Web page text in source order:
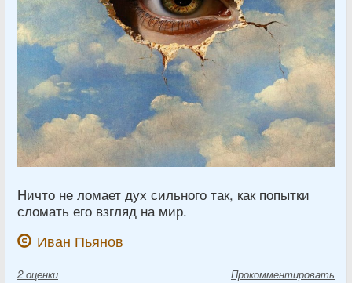
Ничто не ломает дух сильного так, как попытки
сломать его взгляд на мир.
Иван Пьянов
2 оценки Прокомментировать